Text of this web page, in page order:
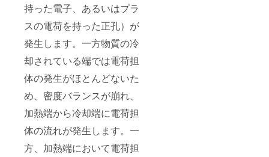
持った電子、あるいはプラ
スの電荷を持った正孔）が
発生します。一方物質の冷
却されている端では電荷担
体の発生がほとんどないた
め、密度バランスが崩れ、
加熱端から冷却端に電荷担
体の流れが発生します。一
方、加熱端において電荷担